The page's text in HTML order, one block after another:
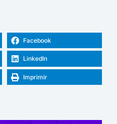
Facebook
LinkedIn
Imprimir